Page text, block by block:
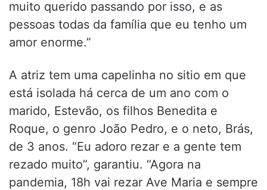
muito querido passando por isso, e as
pessoas todas da família que eu tenho um
amor enorme.”
A atriz tem uma capelinha no sitio em que
está isolada há cerca de um ano com o
marido, Estevão, os filhos Benedita e
Roque, o genro João Pedro, e o neto, Brás,
de 3 anos. “Eu adoro rezar e a gente tem
rezado muito”, garantiu. “Agora na
pandemia, 18h vai rezar Ave Maria e sempre